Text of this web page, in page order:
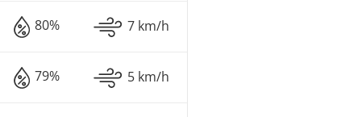
80% 7 km/h
79% 5 km/h